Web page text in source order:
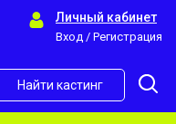
Личный кабинет
Вход / Регистрация
Найти кастинг